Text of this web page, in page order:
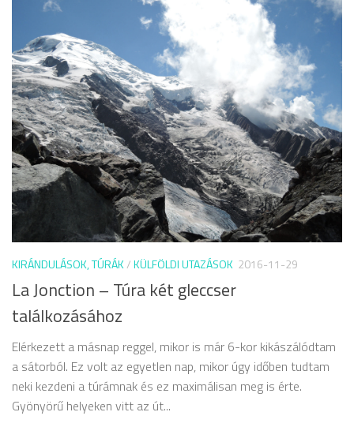
KIRÁNDULÁSOK, TÚRÁK/KÜLFÖLDI UTAZÁSOK 2016-11-29
La Jonction – Túra két gleccser
találkozásához
Elérkezett a másnap reggel, mikor is már 6-kor kikászálódtam
a sátorból. Ez volt az egyetlen nap, mikor úgy időben tudtam
neki kezdeni a túrámnak és ez maximálisan meg is érte.
Gyönyörű helyeken vitt az út...